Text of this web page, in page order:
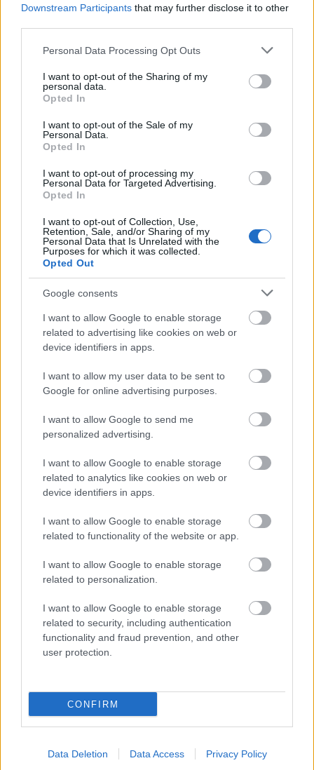
Downstream Participants that may further disclose it to other
Please note that this website/app uses one or more Google
not limited to your visit or usage behaviour. You may click to
grant or deny consent to Google and its third-party tags to
use your data for below specified purposes in below Google
consent section.
Personal Data Processing Opt Outs
I want to opt-out of the Sharing of my
personal data.
Opted In
I want to opt-out of the Sale of my
Personal Data.
Opted In
I want to opt-out of processing my
Personal Data for Targeted Advertising.
Opted In
I want to opt-out of Collection, Use,
Retention, Sale, and/or Sharing of my
Personal Data that Is Unrelated with the
Purposes for which it was collected.
Opted Out
Google consents
I want to allow Google to enable storage
related to advertising like cookies on web or
device identifiers in apps.
I want to allow my user data to be sent to
Google for online advertising purposes.
I want to allow Google to send me
personalized advertising.
I want to allow Google to enable storage
related to analytics like cookies on web or
device identifiers in apps.
I want to allow Google to enable storage
related to functionality of the website or app.
I want to allow Google to enable storage
related to personalization.
I want to allow Google to enable storage
related to security, including authentication
functionality and fraud prevention, and other
user protection.
CONFIRM
Data Deletion Data Access Privacy Policy
lemeze, aReborn. A nyolcszámos anyag várhatóan a
thrash-esebb irányvonalat fogja felkarolni, erről a
címadó számon és annak videóján keresztül némi
ízelítőt is kaptunk. Íme!
BLACK VEIL BRIDES - Scarlett Cross
Sztorizós album lesz aBlack Veil Brides
következő
anyaga. AThe Phantom Tomorrowcímű anyagon a
The Blackbird névre hallgató antihőst és a köré
szerveződő, a korong nevét is adó csoportot mutatja
anyaghoz készített, szintén sztorizós videósorozat
első része. Ha a Re-Stich These Wounds című
újrakiadást nem számoljuk, a The Phantom
Tomorrow lesz Lonny Eagleton nagylemezes
LOVE AND DEATH - Down